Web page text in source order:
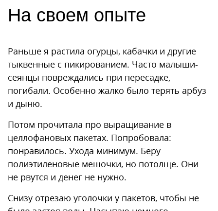
На своем опыте
Раньше я растила огурцы, кабачки и другие
тыквенные с пикированием. Часто малыши-
сеянцы повреждались при пересадке,
погибали. Особенно жалко было терять арбуз
и дыню.
Потом прочитала про выращивание в
целлофановых пакетах. Попробовала:
понравилось. Ухода минимум. Беру
полиэтиленовые мешочки, но потолще. Они
не рвутся и денег не нужно.
Снизу отрезаю уголочки у пакетов, чтобы не